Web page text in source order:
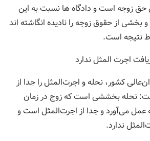
حق زوجه است و دادگاه ها نسبت به این
از حقوق زوجه را نادیده انگاشته اند
نتیجه است.
اجرت المثل ندارد
کشور، نحله و اجرت‌المثل را جدا از
نحله بخششی است که زوج در زمان
می‌آورد و جدا از اجرت‌المثل است و
ندارد.